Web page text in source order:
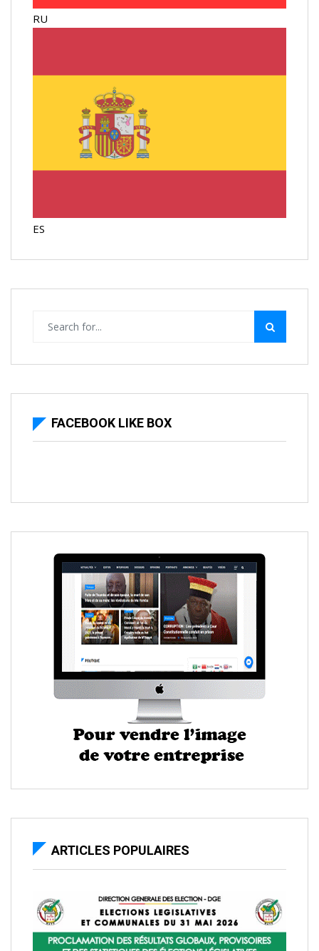
RU
ES
FACEBOOK LIKE BOX
ARTICLES POPULAIRES